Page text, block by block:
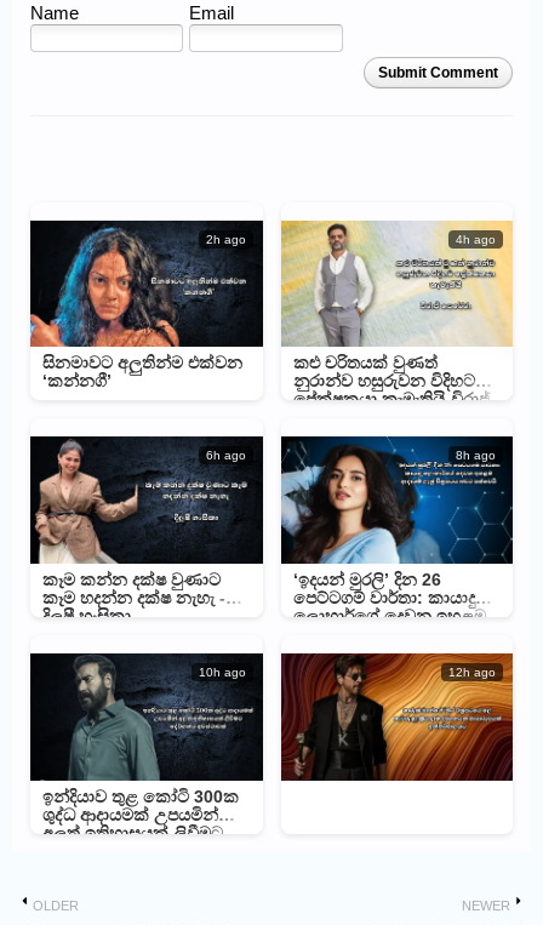
Name Email
Submit Comment
2h ago
සිනමාවට අලුතින්ම එක්වන
‘කන්නගී’
4h ago
කළු චරිතයක් වුණත්
නුරාන්ව හසුරුවන විදිහට
ප්‍රේක්ෂකයා කැමැතියි-විරාජ්
6h ago
කෑම කන්න දක්ෂ වුණාට
කෑම හදන්න දක්ෂ නැහැ -
දිලුෂී හංසිකා
8h ago
‘ඉදයන් මුරලි’ දින 26
පෙට්ටගම් වාර්තා: කායාදු
ලොහාර්ගේ දෙවන ඉහළම
පත්වෙයි
10h ago
ඉන්දියාව තුළ කෝටි 300ක
ශුද්ධ ආදායමක් උපයමින්
අලුත් ඉතිහාසයක් ලිවීමට
12h ago
NEWER
OLDER